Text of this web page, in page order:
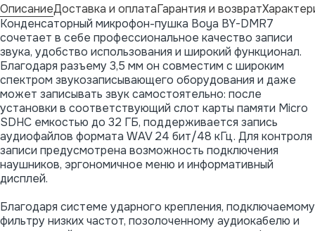
ОписаниеДоставка и оплатаГарантия и возврат
Конденсаторный микрофон-пушка Boya BY-DMR7
сочетает в себе профессиональное качество записи
звука, удобство использования и широкий функционал.
Благодаря разъему 3,5 мм он совместим с широким
спектром звукозаписывающего оборудования и даже
может записывать звук самостоятельно: после
установки в соответствующий слот карты памяти Micro
SDHC емкостью до 32 ГБ, поддерживается запись
аудиофайлов формата WAV 24 бит/48 кГц. Для контроля
записи предусмотрена возможность подключения
наушников, эргономичное меню и информативный
дисплей.
Благодаря системе ударного крепления, подключаемому
фильтру низких частот, позолоченному аудиокабелю и